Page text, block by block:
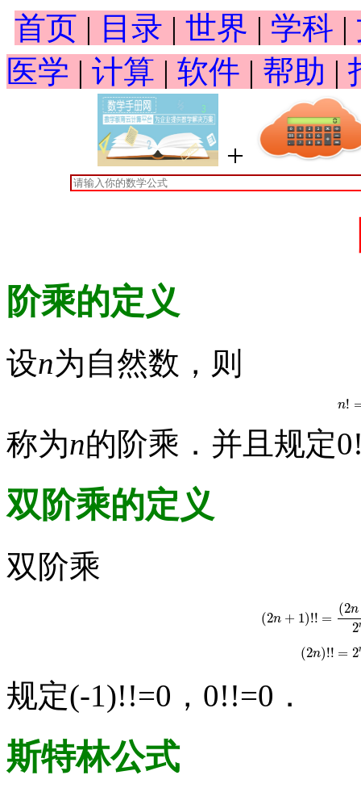
首页 | 目录 | 世界 | 学科 |
医学 | 计算 | 软件 | 帮助 |
+
阶乘的定义
设n为自然数，则
n!
称为n的阶乘．并且规定
双阶乘的定义
双阶乘
(2n + 1)!! =
(2n
2
(2n+ 1)! !=(2
(2n)!! = 2
(2n) !!
规定(-1)!!=0，0!!=0．
斯特林公式